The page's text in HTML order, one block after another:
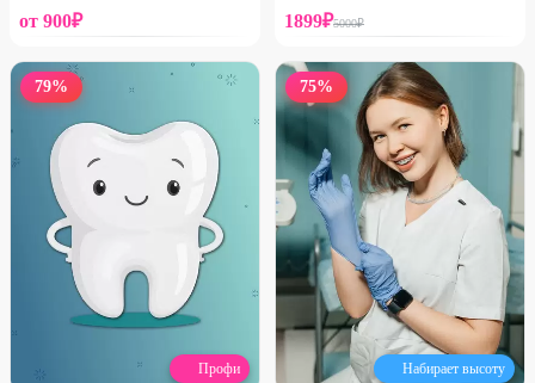
от 900₽ 1899₽5000₽
79%
Профи
75%
Набирает высоту